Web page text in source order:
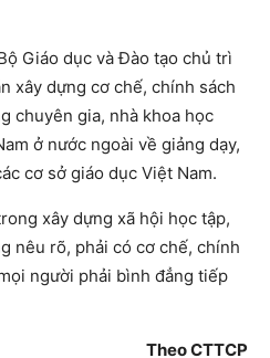
Giáo dục và Đào tạo chủ trì
xây dựng cơ chế, chính sách
chuyên gia, nhà khoa học
ở nước ngoài về giảng dạy,
cơ sở giáo dục Việt Nam.
xây dựng xã hội học tập,
nêu rõ, phải có cơ chế, chính
người phải bình đẳng tiếp
Theo CTTCP